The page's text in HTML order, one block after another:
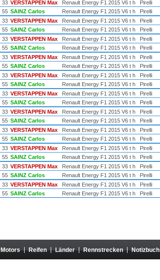
33 VERSTAPPEN Max Renault Energy F1 2015 V6 t h Pirelli
55 SAINZ Carlos Renault Energy F1 2015 V6 t h Pirelli
33 VERSTAPPEN Max Renault Energy F1 2015 V6 t h Pirelli
55 SAINZ Carlos Renault Energy F1 2015 V6 t h Pirelli
33 VERSTAPPEN Max Renault Energy F1 2015 V6 t h Pirelli
55 SAINZ Carlos Renault Energy F1 2015 V6 t h Pirelli
33 VERSTAPPEN Max Renault Energy F1 2015 V6 t h Pirelli
55 SAINZ Carlos Renault Energy F1 2015 V6 t h Pirelli
33 VERSTAPPEN Max Renault Energy F1 2015 V6 t h Pirelli
55 SAINZ Carlos Renault Energy F1 2015 V6 t h Pirelli
33 VERSTAPPEN Max Renault Energy F1 2015 V6 t h Pirelli
55 SAINZ Carlos Renault Energy F1 2015 V6 t h Pirelli
33 VERSTAPPEN Max Renault Energy F1 2015 V6 t h Pirelli
55 SAINZ Carlos Renault Energy F1 2015 V6 t h Pirelli
33 VERSTAPPEN Max Renault Energy F1 2015 V6 t h Pirelli
55 SAINZ Carlos Renault Energy F1 2015 V6 t h Pirelli
33 VERSTAPPEN Max Renault Energy F1 2015 V6 t h Pirelli
55 SAINZ Carlos Renault Energy F1 2015 V6 t h Pirelli
33 VERSTAPPEN Max Renault Energy F1 2015 V6 t h Pirelli
55 SAINZ Carlos Renault Energy F1 2015 V6 t h Pirelli
33 VERSTAPPEN Max Renault Energy F1 2015 V6 t h Pirelli
55 SAINZ Carlos Renault Energy F1 2015 V6 t h Pirelli
Motors Reifen Länder Rennstrecken Notizbuch